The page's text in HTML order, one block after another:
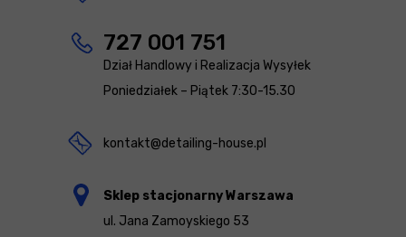
727 001 751
Dział Handlowy i Realizacja Wysyłek
Poniedziałek – Piątek 7:30-15.30
kontakt@detailing-house.pl
Sklep stacjonarny Warszawa
ul. Jana Zamoyskiego 53